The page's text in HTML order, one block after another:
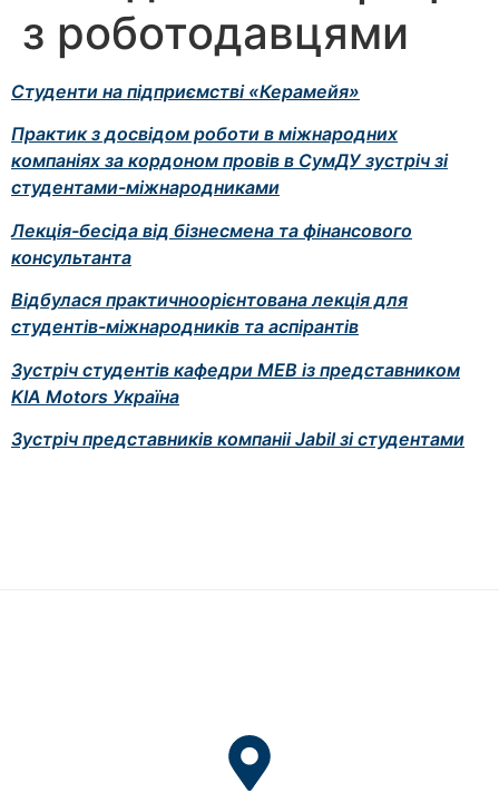
з роботодавцями
Студенти на підприємстві «Керамейя»
Практик з досвідом роботи в міжнародних
компаніях за кордоном провів в СумДУ зустріч зі
студентами-міжнародниками
Лекція-бесіда від бізнесмена та фінансового
консультанта
Відбулася практичноорієнтована лекція для
студентів-міжнародників та аспірантів
Зустріч студентів кафедри МЕВ із представником
KIA Motors Україна
Зустріч представників компаніі Jabil зі студентами